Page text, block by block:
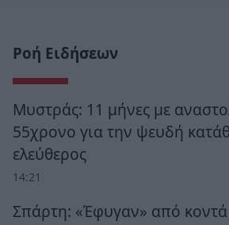
Ροή Ειδήσεων
Μυστράς: 11 μήνες με
55χρονο για την ψευδή
ελεύθερος
14:21
Σπάρτη: «Έφυγαν» από